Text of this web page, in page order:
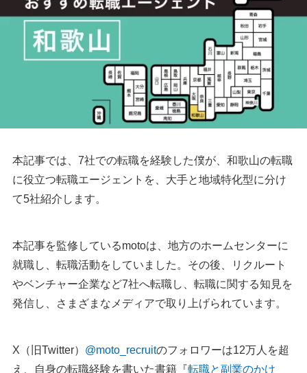
本記事では、7社での転職を経験した僕が、和歌山の転職
に役立つ転職エージェントを、大手と地域特化型に分け
て5社紹介します。
本記事を監修しているmotoは、地方のホームセンターに
就職し、転職活動をしていました。その後、リクルート
やベンチャー企業など7社へ転職し、転職に関する知見を
発信し、さまざまなメディアで取り上げられています。
X（旧Twitter） @moto_recruitのフォロワーは12万人を超
え、自身の転職経験を書いた書籍『転職と副業のかけ